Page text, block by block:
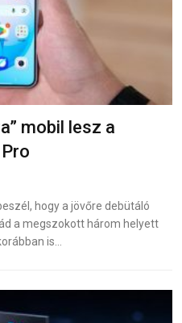
mobil lesz a
hogy a jövőre debütáló
a megszokott három helyett
is…